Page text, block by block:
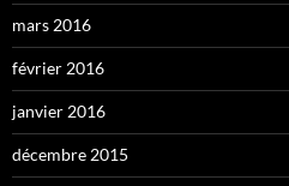
mars 2016
février 2016
janvier 2016
décembre 2015